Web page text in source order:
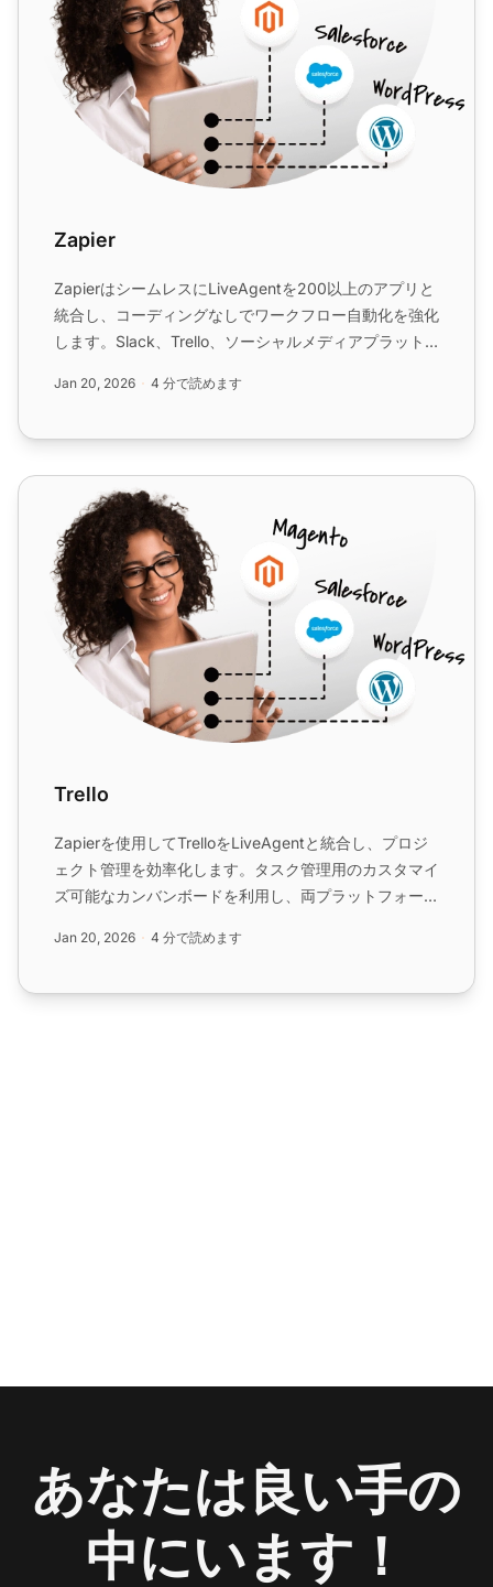
Zapier
ZapierはシームレスにLiveAgentを200以上のアプリと
統合し、コーディングなしでワークフロー自動化を強化
します。Slack、Trello、ソーシャルメディアプラット
を得られます。タスクの合理化と効率の向上に最適で
Jan 20, 2026 4 分で読めます
Trello
Trello
Zapierを使用してTrelloをLiveAgentと統合し、プロジ
ェクト管理を効率化します。タスク管理用のカスタマイ
ズ可能なカンバンボードを利用し、両プラットフォーム
します。セットアップは簡単で、コーディングは不要で
Jan 20, 2026 4 分で読めます
あなたは良い手の
中にいます！